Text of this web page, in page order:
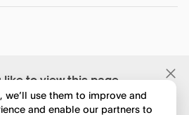
like to view this page
in English?
we’ll use them to improve and
and enable our partners to